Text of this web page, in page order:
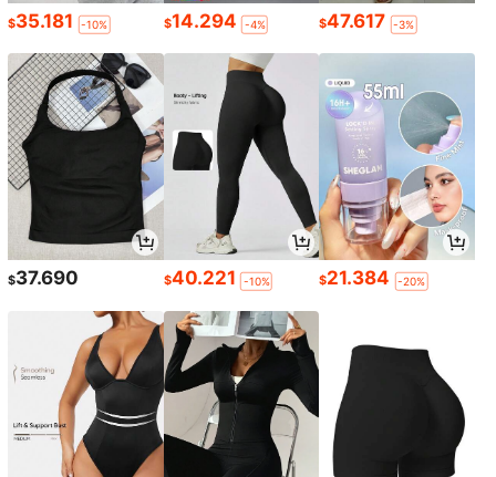
$35.181 -10% $14.294 -4% $47.617 -3%
$37.690 $40.221 -10% $21.384 -20%